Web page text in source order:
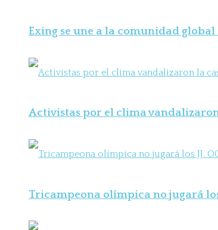
Exing se une a la comunidad global
Activistas por el clima
Tricampeona olímpica no jugará